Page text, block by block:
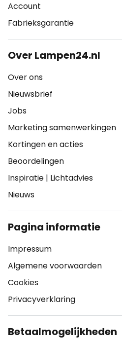
Account
Fabrieksgarantie
Over Lampen24.nl
Over ons
Nieuwsbrief
Jobs
Marketing samenwerkingen
Kortingen en acties
Beoordelingen
Inspiratie | Lichtadvies
Nieuws
Pagina informatie
Impressum
Algemene voorwaarden
Cookies
Privacyverklaring
Betaalmogelijkheden